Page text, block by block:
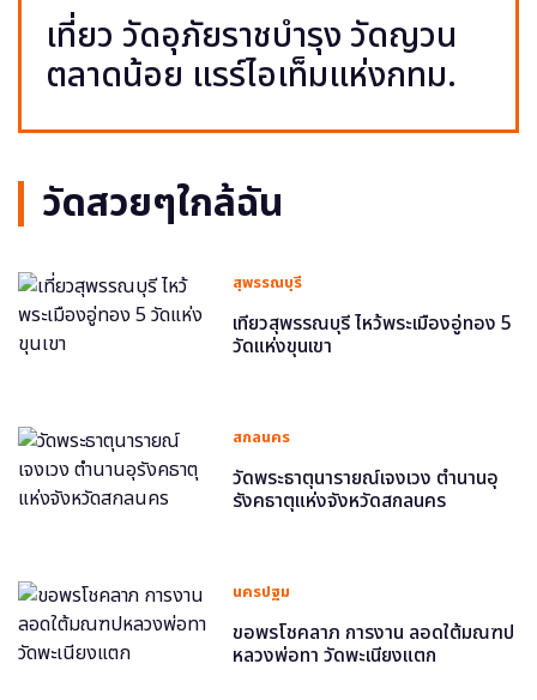
เที่ยว วัดอุภัยราชบำรุง วัดญวน
ตลาดน้อย แรร์ไอเท็มแห่งกทม.
วัดสวยๆใกล้ฉัน
สุพรรณบุรี
เที่ยวสุพรรณบุรี ไหว้พระเมืองอู่ทอง 5
วัดแห่งขุนเขา
สกลนคร
วัดพระธาตุนารายณ์เจงเวง ตำนานอุ
รังคธาตุแห่งจังหวัดสกลนคร
นครปฐม
ขอพรโชคลาภ การงาน ลอดใต้มณฑป
หลวงพ่อทา วัดพะเนียงแตก